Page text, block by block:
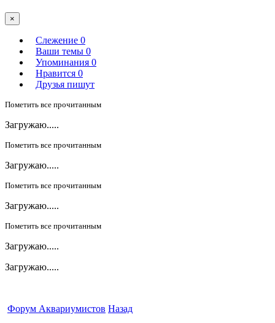
×
Слежение 0
Ваши темы 0
Упоминания 0
Нравится 0
Друзья пишут
Пометить все прочитанным
Загружаю.....
Пометить все прочитанным
Загружаю.....
Пометить все прочитанным
Загружаю.....
Пометить все прочитанным
Загружаю.....
Загружаю.....
Форум Аквариумистов Назад